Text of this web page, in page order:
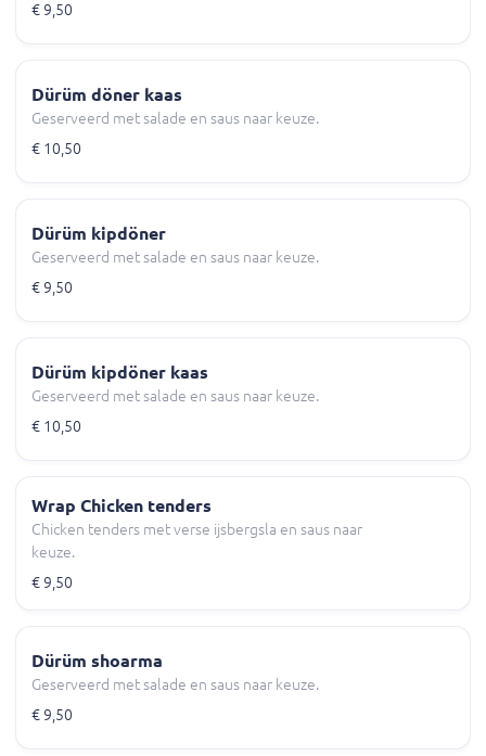
€ 9,50
Dürüm döner kaas
Geserveerd met salade en saus naar keuze.
€ 10,50
Dürüm kipdöner
Geserveerd met salade en saus naar keuze.
€ 9,50
Dürüm kipdöner kaas
Geserveerd met salade en saus naar keuze.
€ 10,50
Wrap Chicken tenders
Chicken tenders met verse ijsbergsla en saus naar
keuze.
€ 9,50
Dürüm shoarma
Geserveerd met salade en saus naar keuze.
€ 9,50